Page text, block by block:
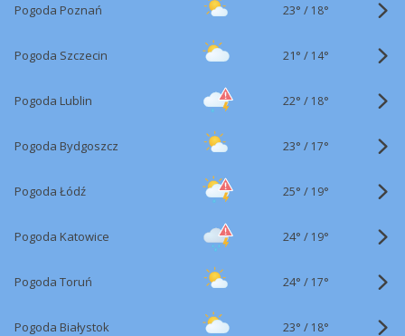
Pogoda Poznań 23° / 18°
Pogoda Szczecin 21° / 14°
Pogoda Lublin 22° / 18°
Pogoda Bydgoszcz 23° / 17°
Pogoda Łódź 25° / 19°
Pogoda Katowice 24° / 19°
Pogoda Toruń 24° / 17°
Pogoda Białystok 23° / 18°